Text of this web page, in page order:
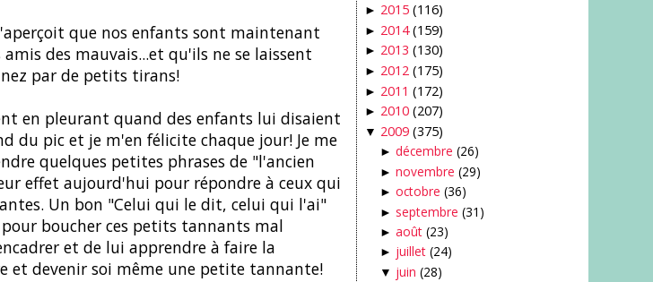
que nos enfants sont maintenant
des mauvais...et qu'ils ne se laissent
par de petits tirans!
en pleurant quand des enfants lui disaient
du pic et je m'en félicite chaque jour! Je me
quelques petites phrases de "l'ancien
effet aujourd'hui pour répondre à ceux qui
Un bon "Celui qui le dit, celui qui l'ai"
boucher ces petits tannants mal
et de lui apprendre à faire la
et devenir soi même une petite tannante!
► 2015 (116)
► 2014 (159)
► 2013 (130)
► 2012 (175)
► 2011 (172)
► 2010 (207)
▼ 2009 (375)
► décembre (26)
► novembre (29)
► octobre (36)
► septembre (31)
► août (23)
► juillet (24)
▼ juin (28)